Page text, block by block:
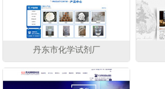
丹东市化学试剂厂